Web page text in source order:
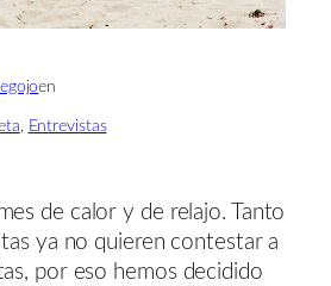
en
, Entrevistas
de calor y de relajo. Tanto
ya no quieren contestar a
por eso hemos decidido